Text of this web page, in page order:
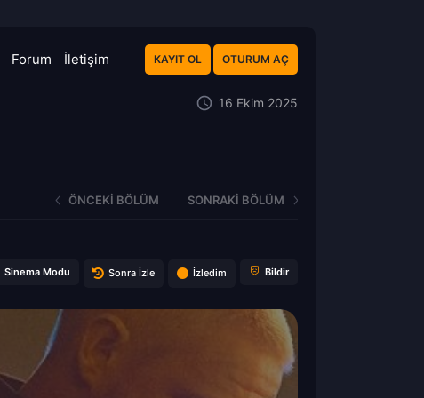
Forum İletişim KAYIT OL OTURUM AÇ
16 Ekim 2025
ÖNCEKI BÖLÜM SONRAKI BÖLÜM
Sinema Modu Sonra İzle İzledim Bildir